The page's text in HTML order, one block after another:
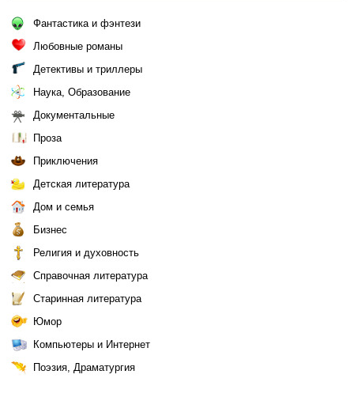
Фантастика и фэнтези
Любовные романы
Детективы и триллеры
Наука, Образование
Документальные
Проза
Приключения
Детская литература
Дом и семья
Бизнес
Религия и духовность
Справочная литература
Старинная литература
Юмор
Компьютеры и Интернет
Поэзия, Драматургия